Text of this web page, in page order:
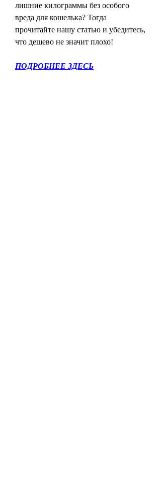
лишние килограммы без особого
вреда для кошелька? Тогда
прочитайте нашу статью и убедитесь,
что дешево не значит плохо!
ПОДРОБНЕЕ ЗДЕСЬ